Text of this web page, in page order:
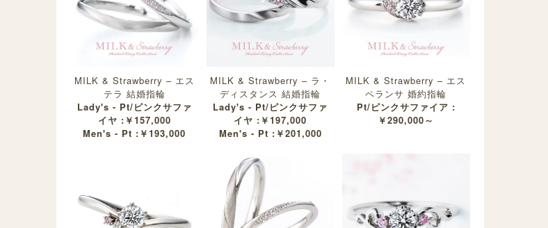
MILK & Strawberry – エス
テラ 結婚指輪
Lady's - Pt/ピンクサファ
イヤ :￥157,000
Men's - Pt :￥193,000
MILK & Strawberry – ラ・
ディスタンス 結婚指輪
Lady's - Pt/ピンクサファ
イヤ :￥197,000
Men's - Pt :￥201,000
MILK & Strawberry – エス
ペランサ 婚約指輪
Pt/ピンクサファイア :
￥290,000～